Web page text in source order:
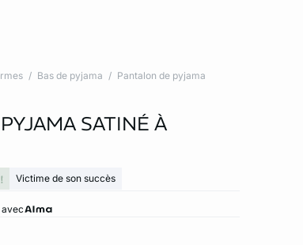
Bas de pyjama Pantalon de pyjama
SATINÉ À
Victime de son succès